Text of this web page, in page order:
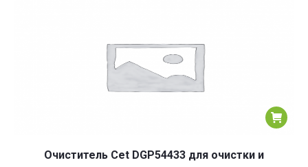
Очиститель Cet DGP54433 для очистки и